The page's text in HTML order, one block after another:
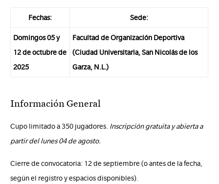
Fechas: Sede:
Domingos 05 y
12 de octubre de
2025
Facultad de Organización Deportiva
(Ciudad Universitaria, San Nicolás de los
Garza, N.L.)
Información General
Cupo limitado a 350 jugadores. Inscripción gratuita y abierta a
partir del lunes 04 de agosto.
Cierre de convocatoria: 12 de septiembre (o antes de la fecha,
según el registro y espacios disponibles).